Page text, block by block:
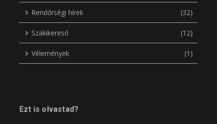
Rendőrségi hírek (32)
Szakikereső (12)
Vélemények (1)
Ezt is olvastad?